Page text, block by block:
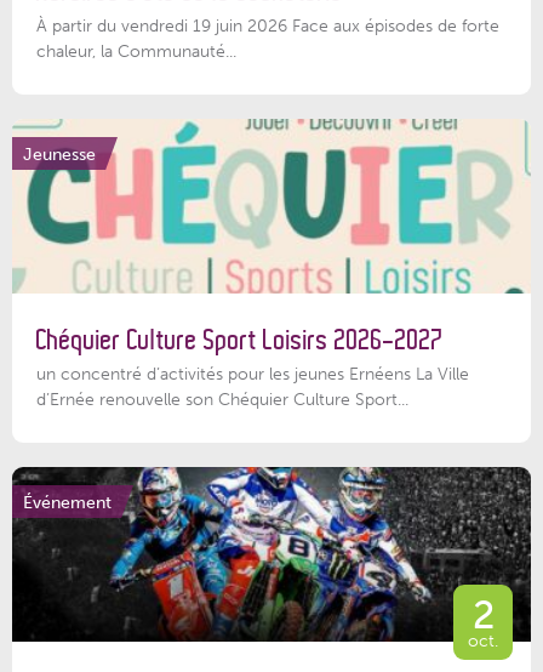
À partir du vendredi 19 juin 2026 Face aux épisodes de forte
chaleur, la Communauté...
Jeunesse
Chéquier Culture Sport Loisirs 2026-2027
un concentré d’activités pour les jeunes Ernéens La Ville
d’Ernée renouvelle son Chéquier Culture Sport...
Événement
2
oct.